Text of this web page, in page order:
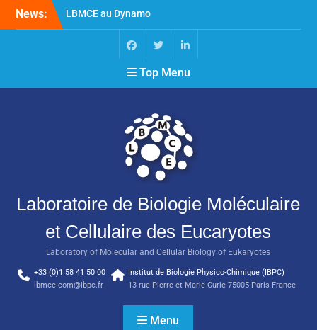
News:
LBMCE au Dynamo
Symposium
LBMCE au Yeast meeting
Nouvelle publication de
l’équipe Chaperons
Moléculaires et Biogenèse
Macromoléculaires
Top Menu
Laboratoire de Biologie Moléculaire
et Cellulaire des Eucaryotes
Laboratory of Molecular and Cellular Biology of Eukaryotes
+33 (0)1 58 41 50 00
lbmce-com@ibpc.fr
Institut de Biologie Physico-Chimique (IBPC)
13 rue Pierre et Marie Curie 75005 Paris France
Menu